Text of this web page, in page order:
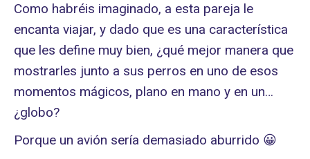
Como habréis imaginado, a esta pareja le
encanta viajar, y dado que es una característica
que les define muy bien, ¿qué mejor manera que
mostrarles junto a sus perros en uno de esos
momentos mágicos, plano en mano y en un…
¿globo?
Porque un avión sería demasiado aburrido 😀